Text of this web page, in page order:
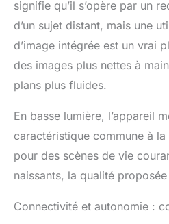
signifie qu’il s’opère par un
d’un sujet distant, mais une
d’image intégrée est un vrai
des images plus nettes à
plans plus fluides.
En basse lumière, l’appareil
caractéristique commune à
pour des scènes de vie
naissants, la qualité
Connectivité et autonomie :